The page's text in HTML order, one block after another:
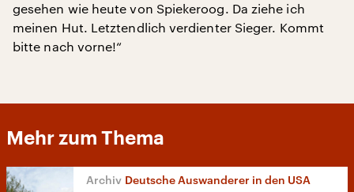
gesehen wie heute von Spiekeroog. Da ziehe ich
meinen Hut. Letztendlich verdienter Sieger. Kommt
bitte nach vorne!“
Mehr zum Thema
Deutsche Auswanderer in den USA